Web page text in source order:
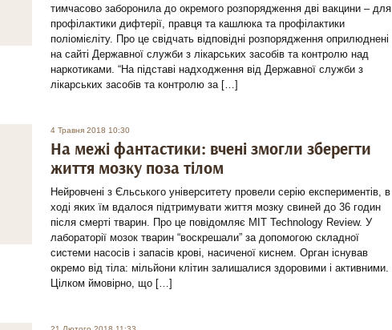
тимчасово заборонила до окремого розпорядження дві вакцини – для
профілактики дифтерії, правця та кашлюка та профілактики
поліомієліту. Про це свідчать відповідні розпорядження оприлюднені
на сайті Державної служби з лікарських засобів та контролю над
наркотиками. “На підставі надходження від Державної служби з
лікарських засобів та контролю за […]
4 Травня 2018 10:30
На межі фантастики: вчені змогли зберегти
життя мозку поза тілом
Нейровчені з Єльського університету провели серію експериментів, в
ході яких їм вдалося підтримувати життя мозку свиней до 36 годин
після смерті тварин. Про це повідомляє MIT Technology Review. У
лабораторії мозок тварин “воскрешали” за допомогою складної
системи насосів і запасів крові, насиченої киснем. Орган існував
окремо від тіла: мільйони клітин залишалися здоровими і активними.
Цілком ймовірно, що […]